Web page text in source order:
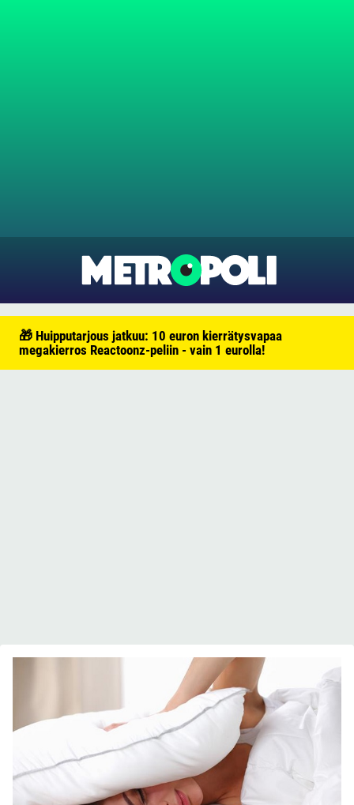
🎁 Huipputarjous jatkuu: 10 euron kierrätysvapaa
megakierros Reactoonz-peliin - vain 1 eurolla!